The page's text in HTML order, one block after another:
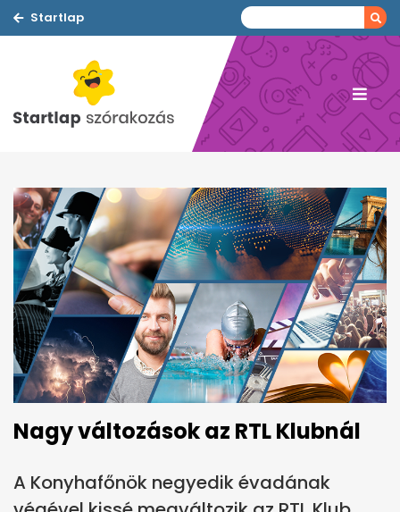
Startlap
Nagy változások az RTL Klubnál
A Konyhafőnök negyedik évadának